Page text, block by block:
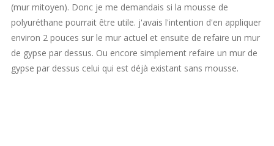
(mur mitoyen). Donc je me demandais si la mousse de
polyuréthane pourrait être utile. j'avais l'intention d'en appliquer
environ 2 pouces sur le mur actuel et ensuite de refaire un mur
de gypse par dessus. Ou encore simplement refaire un mur de
gypse par dessus celui qui est déjà existant sans mousse.